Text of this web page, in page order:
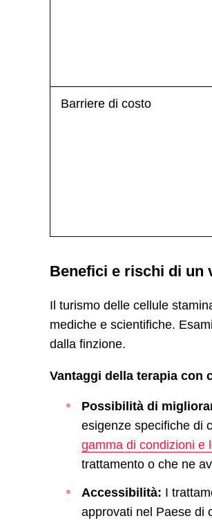
Barriere di costo
Benefici e rischi di un
Il turismo delle cellule
mediche e scientifiche.
dalla finzione.
Vantaggi della terapia con
Possibilità di
esigenze specifiche di
gamma di condizioni e
trattamento o che ne
Accessibilità: I
approvati nel Paese di